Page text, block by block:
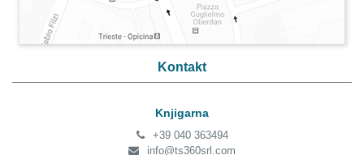
Kontakt
Knjigarna
+39 040 363494
info@ts360srl.com